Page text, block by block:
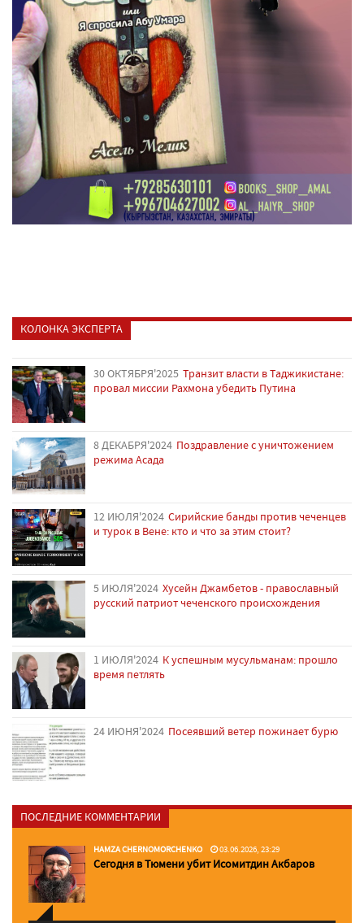
КОЛОНКА ЭКСПЕРТА
30 ОКТЯБРЯ'2025 Транзит власти в Таджикистане:
провал миссии Рахмона убедить Путина
8 ДЕКАБРЯ'2024 Поздравление с уничтожением
режима Асада
12 ИЮЛЯ'2024 Сирийские банды против чеченцев
и турок в Вене: кто и что за этим стоит?
5 ИЮЛЯ'2024 Хусейн Джамбетов - православный
русский патриот чеченского происхождения
1 ИЮЛЯ'2024 К успешным мусульманам: прошло
время петлять
24 ИЮНЯ'2024 Посеявший ветер пожинает бурю
ПОСЛЕДНИЕ КОММЕНТАРИИ
HAMZA CHERNOMORCHENKO 03.06.2026, 23:29
Сегодня в Тюмени убит Исомитдин Акбаров